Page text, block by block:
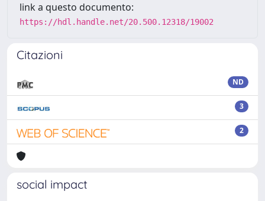
link a questo documento:
https://hdl.handle.net/20.500.12318/19002
Citazioni
ND
3
2
social impact